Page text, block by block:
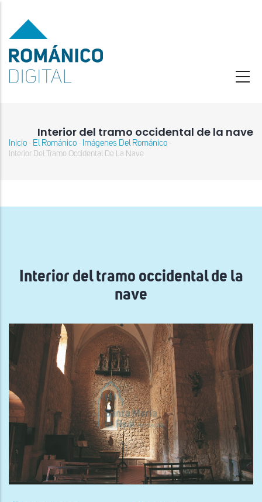
contenido
principal
Interior del tramo occidental de la nave
Sobrescribir
ayuda
Inicio - El Románico - Imágenes Del Románico -
Interior Del Tramo Occidental De La Nave
Interior del tramo occidental de la
nave